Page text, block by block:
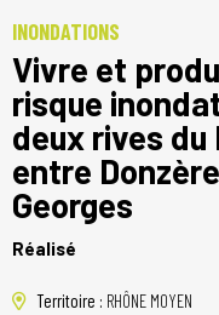
INONDATIONS
Vivre et
risque
deux rives du
entre
Georges
Réalisé
Territoire : RHÔNE MOYEN